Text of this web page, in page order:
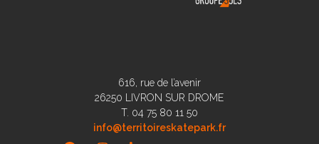
616, rue de l’avenir
26250 LIVRON SUR DROME
T. 04 75 80 11 50
info@territoireskatepark.fr